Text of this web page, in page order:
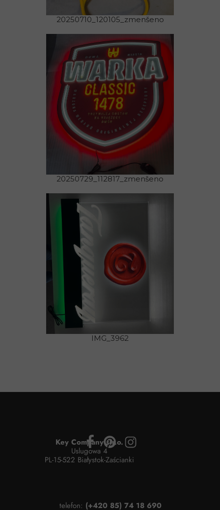
20250710_120105_zmenšeno
20250729_112817_zmenšeno
IMG_3962
telefon: (+420 85) 74 18 690
Key Company s.r.o.
Uslugowa 4
PL-15-522 Białystok-Zaścianki